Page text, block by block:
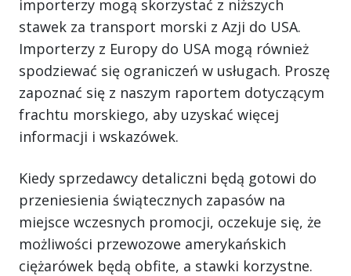
importerzy mogą skorzystać z niższych
stawek za transport morski z Azji do USA.
Importerzy z Europy do USA mogą również
spodziewać się ograniczeń w usługach. Proszę
zapoznać się z naszym raportem dotyczącym
frachtu morskiego, aby uzyskać więcej
informacji i wskazówek.
Kiedy sprzedawcy detaliczni będą gotowi do
przeniesienia świątecznych zapasów na
miejsce wczesnych promocji, oczekuje się, że
możliwości przewozowe amerykańskich
ciężarówek będą obfite, a stawki korzystne.